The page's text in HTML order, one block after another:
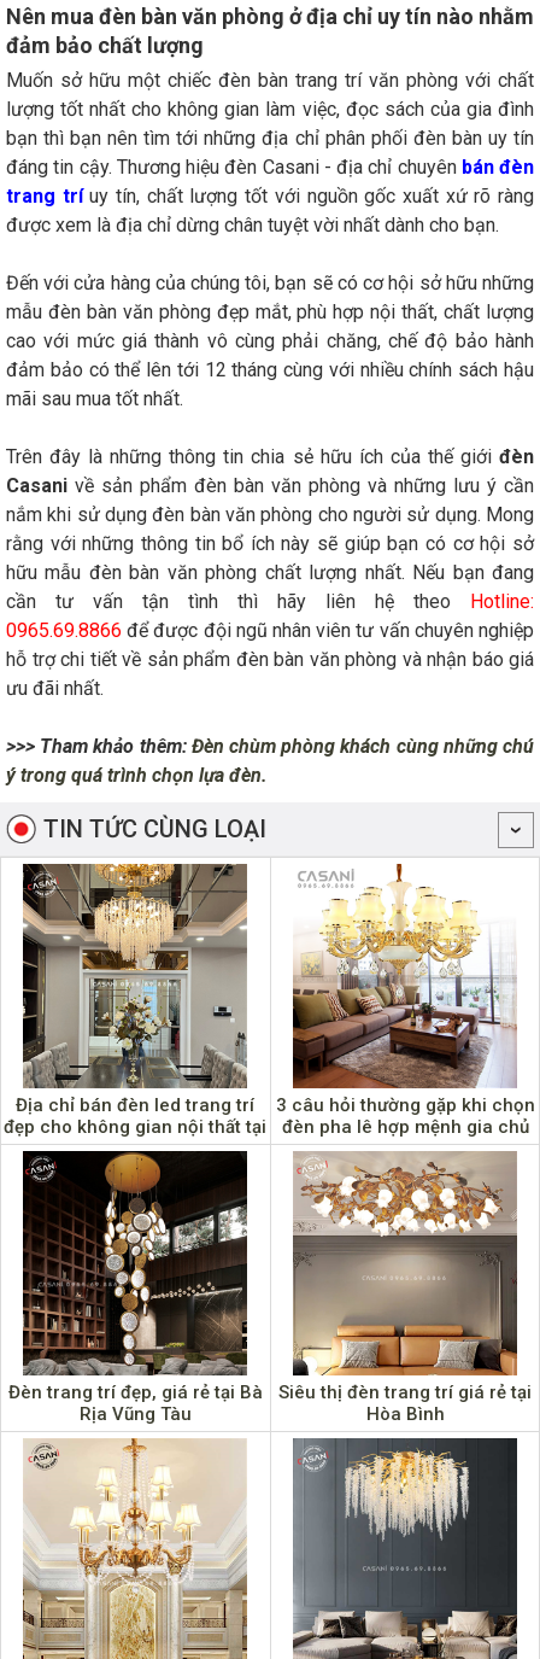
Nên mua đèn bàn văn phòng ở địa chỉ uy tín nào nhằm
đảm bảo chất lượng
Muốn sở hữu một chiếc đèn bàn trang trí văn phòng với chất
lượng tốt nhất cho không gian làm việc, đọc sách của gia đình
bạn thì bạn nên tìm tới những địa chỉ phân phối đèn bàn uy tín
đáng tin cậy. Thương hiệu đèn Casani - địa chỉ chuyên bán đèn
trang tríuy tín, chất lượng tốt với nguồn gốc xuất xứ rõ ràng
được xem là địa chỉ dừng chân tuyệt vời nhất dành cho bạn.
Đến với cửa hàng của chúng tôi, bạn sẽ có cơ hội sở hữu những
mẫu đèn bàn văn phòng đẹp mắt, phù hợp nội thất, chất lượng
cao với mức giá thành vô cùng phải chăng, chế độ bảo hành
đảm bảo có thể lên tới 12 tháng cùng với nhiều chính sách hậu
mãi sau mua tốt nhất.
Trên đây là những thông tin chia sẻ hữu ích của thế giớiđèn
Casani về sản phẩm đèn bàn văn phòng và những lưu ý cần
nắm khi sử dụng đèn bàn văn phòng cho người sử dụng. Mong
rằng với những thông tin bổ ích này sẽ giúp bạn có cơ hội sở
hữu mẫu đèn bàn văn phòng chất lượng nhất. Nếu bạn đang
cần tư vấn tận tình thì hãy liên hệ theo Hotline:
0965.69.8866 để được đội ngũ nhân viên tư vấn chuyên nghiệp
hỗ trợ chi tiết về sản phẩm đèn bàn văn phòng và nhận báo giá
ưu đãi nhất.
>>> Tham khảo thêm: Đèn chùm phòng khách cùng những chú
ý trong quá trình chọn lựa đèn.
TIN TỨC CÙNG LOẠI
Địa chỉ bán đèn led trang trí
đẹp cho không gian nội thất tại
Cao Bằng
3 câu hỏi thường gặp khi chọn
đèn pha lê hợp mệnh gia chủ
Đèn trang trí đẹp, giá rẻ tại Bà
Rịa Vũng Tàu
Siêu thị đèn trang trí giá rẻ tại
Hòa Bình